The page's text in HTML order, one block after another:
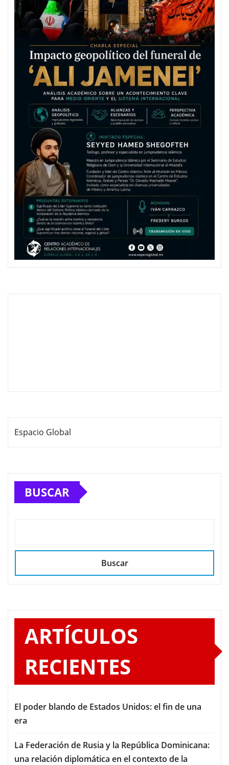
Espacio Global
BUSCAR
Buscar
ARTÍCULOS
RECIENTES
El poder blando de Estados Unidos: el fin de una
era
La Federación de Rusia y la República Dominicana:
una relación diplomática en el contexto de la